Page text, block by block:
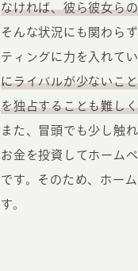
なければ、彼ら彼女ら
そんな状況にも関わら
ティングに力を入れて
にライバルが少ないこ
を独占することも難し
また、冒頭でも少し触
お金を投資してホーム
です。そのため、ホー
す。